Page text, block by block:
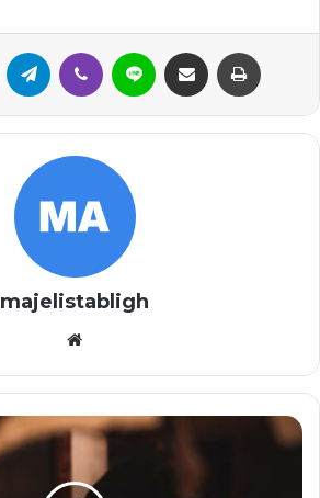
WhatsApp Telegram Viber Line Share via Email
majelistabligh